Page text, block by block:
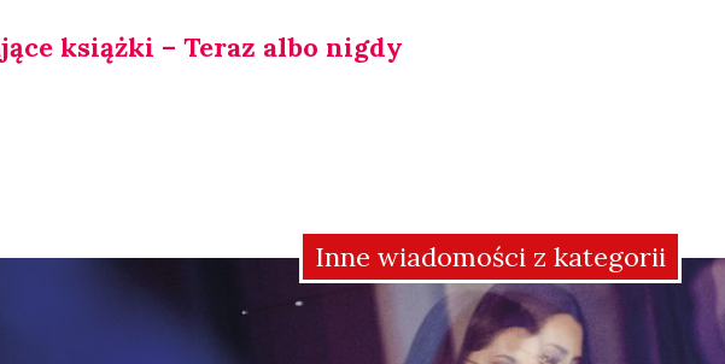
książ­ki – Teraz albo nigdy
Inne wiadomości z kategorii